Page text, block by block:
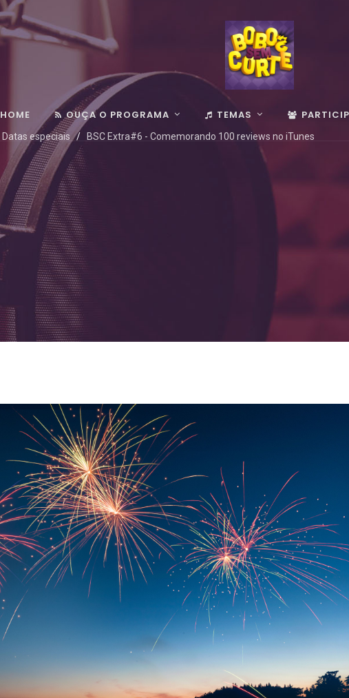
HOME OUÇA O PROGRAMA TEMAS
Datas especiais BSC Extra#6 - Comemorando 100 reviews no iTunes